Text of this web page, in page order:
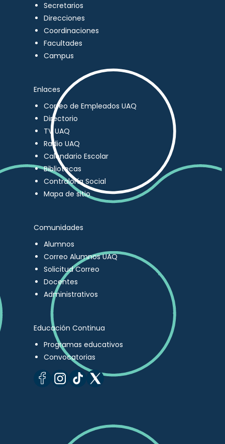
Secretarios
Direcciones
Coordinaciones
Facultades
Campus
Enlaces
Correo de Empleados UAQ
Directorio
TV UAQ
Radio UAQ
Calendario Escolar
Bibliotecas
Contraloría Social
Mapa de sitio
Comunidades
Alumnos
Correo Alumnos UAQ
Solicitud Correo
Docentes
Administrativos
Educación Continua
Programas educativos
Convocatorias